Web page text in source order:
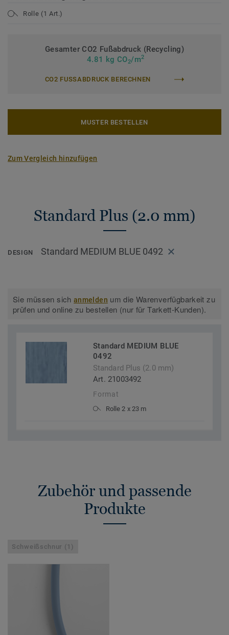
Rolle (1 Art.)
Gesamter CO2 Fußabdruck (Recycling)
4.81 kg CO2/m2
CO2 FUSSABDRUCK BERECHNEN
MUSTER BESTELLEN
Zum Vergleich hinzufügen
Standard Plus (2.0 mm)
DESIGN Standard MEDIUM BLUE 0492
Sie müssen sichanmelden um die Warenverfügbarkeit zu
prüfen und online zu bestellen (nur für Tarkett-Kunden).
Standard MEDIUM BLUE
0492
Standard Plus (2.0 mm)
Art. 21003492
Format
Rolle 2 x 23 m
Zubehör und passende
Produkte
Schweißschnur (1)